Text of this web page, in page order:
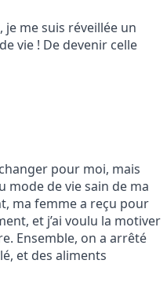
je me suis réveillée un
vie ! De devenir celle
pour moi, mais
mode de vie sain de ma
ma femme a reçu pour
et j’ai voulu la motiver
Ensemble, on a arrêté
et des aliments